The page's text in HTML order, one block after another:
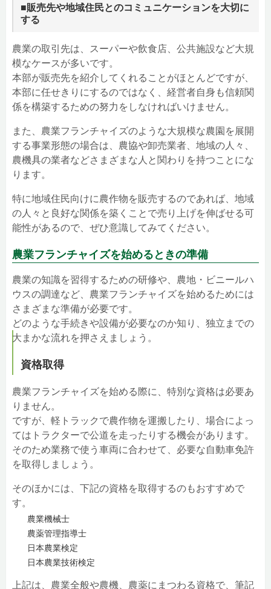
■販売先や地域住民とのコミュニケーションを大切に
する
農業の取引先は、スーパーや飲食店、公共施設など大規
模なケースが多いです。
本部が販売先を紹介してくれることがほとんどですが、
本部に任せきりにするのではなく、経営者自身も信頼関
係を構築するための努力をしなければいけません。
また、農業フランチャイズのような大規模な農園を展開
する事業形態の場合は、農協や卸売業者、地域の人々、
農機具の業者などさまざまな人と関わりを持つことにな
ります。
特に地域住民向けに農作物を販売するのであれば、地域
の人々と良好な関係を築くことで売り上げを伸ばせる可
能性があるので、ぜひ意識してみてください。
農業フランチャイズを始めるときの準備
農業の知識を習得するための研修や、農地・ビニールハ
ウスの調達など、農業フランチャイズを始めるためには
さまざまな準備が必要です。
どのような手続きや設備が必要なのか知り、独立までの
大まかな流れを押さえましょう。
資格取得
農業フランチャイズを始める際に、特別な資格は必要あ
りません。
ですが、軽トラックで農作物を運搬したり、場合によっ
てはトラクターで公道を走ったりする機会があります。
そのため業務で使う車両に合わせて、必要な自動車免許
を取得しましょう。
そのほかには、下記の資格を取得するのもおすすめで
す。
農業機械士
農薬管理指導士
日本農業検定
日本農業技術検定
上記は、農業全般や農機、農薬にまつわる資格で、筆記